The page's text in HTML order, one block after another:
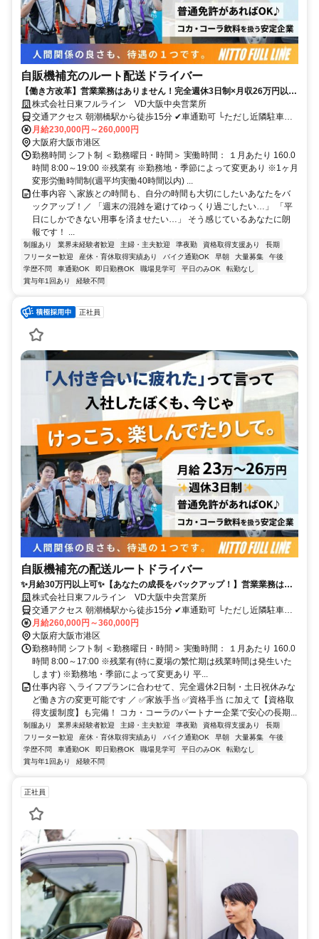
自販機補充のルート配送ドライバー
【働き方改革】営業業務はありません！完全週休3日制×月収26万円以上
可「週末の混雑はもう嫌だ！」なら平日休みにしませんか？
株式会社日東フルライン VD大阪中央営業所
交通アクセス 朝潮橋駅から徒歩15分 ✔車通勤可 └ただし近隣駐車場
に自己負担で止めていただきますのでご了承ください。 ✔車通勤の場
合はガソリン代支給 └ガソリン代高騰の状況を鑑みた支給金額を設定
しています。 ✨️下記エリアからも通勤可能 弁天町駅（大阪市港区）
から車で約5分、徒歩で約20分／大正駅（大阪市大正区）から車で約
10分／ドーム前駅（大阪市西区）から車で約10分
月給230,000円～260,000円
大阪府大阪市港区
勤務時間 シフト制 ＜勤務曜日・時間＞ 実働時間： １月あたり 160.0
時間 8:00～19:00 ※残業有 ※勤務地・季節によって変更あり ※1ヶ月
変形労働時間制(週平均実働40時間以内) ...
仕事内容 ＼家族との時間も、自分の時間も大切にしたいあなたをバ
ックアップ！／ 「週末の混雑を避けてゆっくり過ごしたい…」 「平
日にしかできない用事を済ませたい…」 そう感じているあなたに朗
報です！ ...
制服あり 業界未経験者歓迎 主婦・主夫歓迎 準夜勤 資格取得支援あり
長期
フリーター歓迎
産休・育休取得実績あり バイク通勤OK 早朝 大量募集
午後
学歴不問
車通勤OK 即日勤務OK 職場見学可 平日のみOK
転勤なし
賞与年1回あり
経験不問
正社員
自販機補充の配送ルートドライバー
✨️月給30万円以上可✨️【あなたの成長をバックアップ！】営業業務はあ
りません！資格取得支援制度完備＊家族手当・入社祝い金・勤続祝い金
など福利厚生あり
株式会社日東フルライン VD大阪中央営業所
交通アクセス 朝潮橋駅から徒歩15分 ✔車通勤可 └ただし近隣駐車場
に自己負担で止めていただきますのでご了承ください。 ✔車通勤の場
合はガソリン代支給 └ガソリン代高騰の状況を鑑みた支給金額を設定
しています。 ✨️下記エリアからも通勤可能 弁天町駅（大阪市港区）
から車で約5分、徒歩で約20分／大正駅（大阪市大正区）から車で約
10分／ドーム前駅（大阪市西区）から車で約10分
月給260,000円～360,000円
大阪府大阪市港区
勤務時間 シフト制 ＜勤務曜日・時間＞ 実働時間： １月あたり 160.0
時間 8:00～17:00 ※残業有(特に夏場の繁忙期は残業時間は発生いた
します) ※勤務地・季節によって変更あり 平...
仕事内容 ＼ライフプランに合わせて、完全週休2日制・土日祝休みな
ど働き方の変更可能です ／ ✅️家族手当 ✅️資格手当 に加えて【資格取
得支援制度】も完備！ コカ・コーラのパートナー企業で安心の長期...
制服あり 業界未経験者歓迎 主婦・主夫歓迎 準夜勤 資格取得支援あり
長期
フリーター歓迎
産休・育休取得実績あり バイク通勤OK 早朝 大量募集
午後
学歴不問
車通勤OK 即日勤務OK 職場見学可 平日のみOK
転勤なし
賞与年1回あり
経験不問
正社員